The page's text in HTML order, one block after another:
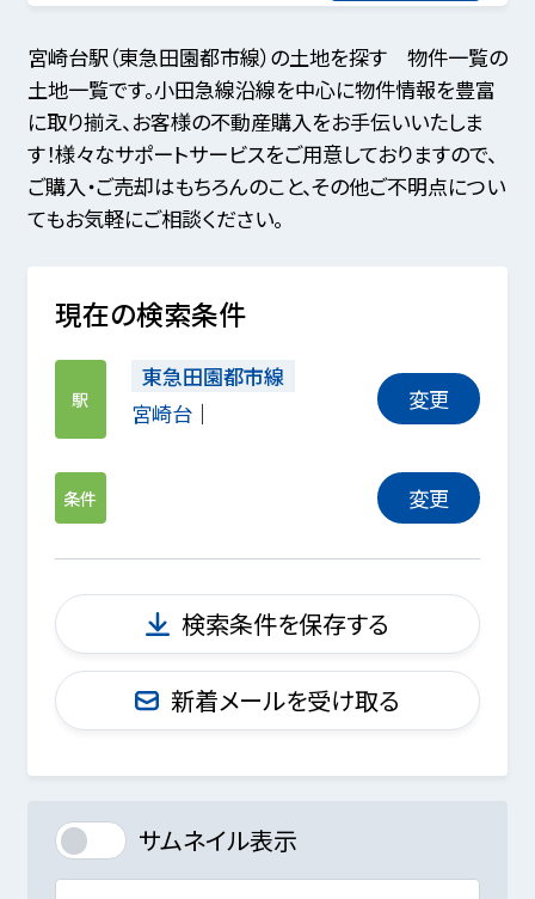
宮崎台駅（東急田園都市線）の土地を探す 物件一覧の
土地一覧です。小田急線沿線を中心に物件情報を豊富
に取り揃え、お客様の不動産購入をお手伝いいたしま
す！様々なサポートサービスをご用意しておりますので、
ご購入・ご売却はもちろんのこと、その他ご不明点につい
てもお気軽にご相談ください。
現在の検索条件
駅
東急田園都市線
宮崎台
変更
条件 変更
検索条件を保存する
新着メールを受け取る
サムネイル表示